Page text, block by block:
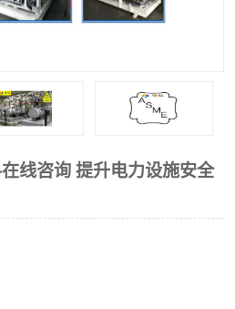
线咨询 提升电力设施安全